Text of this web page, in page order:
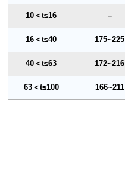
10＜t≤16 –
16＜t≤40 175~225
40＜t≤63 172~216
63＜t≤100 166~211